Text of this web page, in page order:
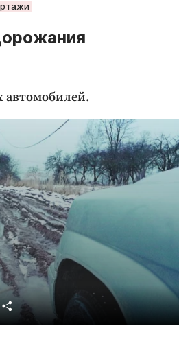
и ЖКХ
автомобилей.